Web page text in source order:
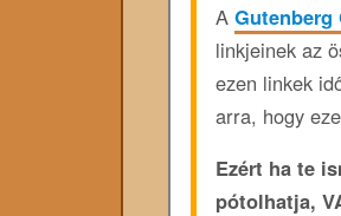
AGutenberg
linkjeinek az
ezen linkek
arra, hogy
Ezért ha te
pótolhatja,